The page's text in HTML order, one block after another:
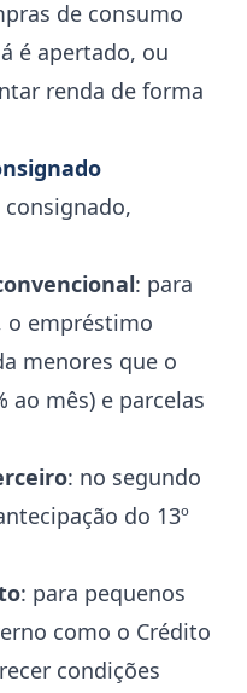
de consumo
é apertado, ou
renda de forma
: para
o empréstimo
menores que o
ao mês) e parcelas
: no segundo
do 13º
: para pequenos
como o Crédito
condições